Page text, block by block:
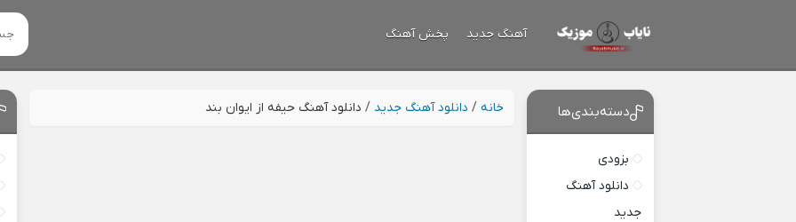
آهنگ جدید پخش آهنگ
خانه / دانلود آهنگ جدید / دانلود آهنگ حیفه از ایوان بند دسته‌بندی‌ها
بزودی
دانلود آهنگ
جدید